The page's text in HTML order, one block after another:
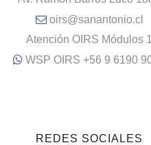
oirs@sanantonio.cl
Atención OIRS Módulos 1
WSP OIRS +56 9 6190
REDES SOCIALES